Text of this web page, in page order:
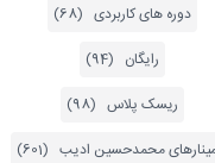
دوره های کاربردی (68)
رایگان (94)
ریسک پلاس (98)
محمدحسین ادیب (601)